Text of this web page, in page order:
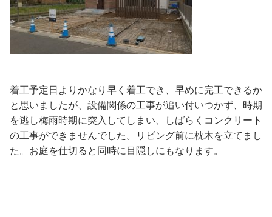
着工予定日よりかなり早く着工でき、早めに完工できるか
と思いましたが、設備関係の工事が追い付いつかず、時期
を逃し梅雨時期に突入してしまい、しばらくコンクリート
の工事ができませんでした。リビング前に枕木を立てまし
た。お庭を仕切ると同時に目隠しにもなります。